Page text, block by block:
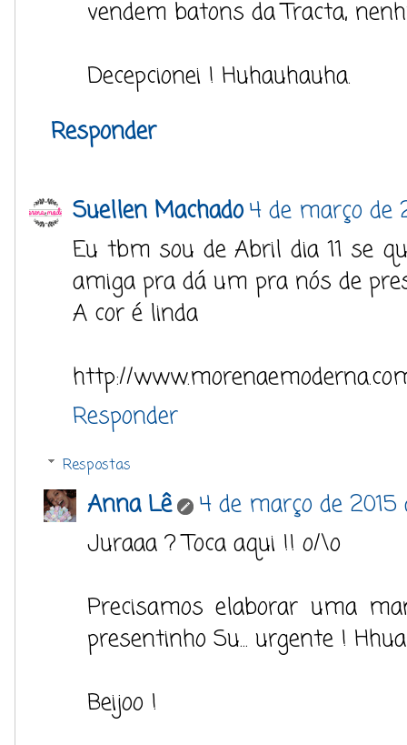
vendem batons da Tracta,
Decepcionei ! Huhauhauha.
Responder
Suellen Machado4 de março de
Eu tbm sou de Abril dia 11 se
amiga pra dá um pra nós de
A cor é linda
http://
Responder
Respostas
Anna Lê
4 de março de 2015
Juraaa ? Toca aqui !! o/\o
Precisamos elaborar uma
presentinho Su... urgente !
Beijoo !